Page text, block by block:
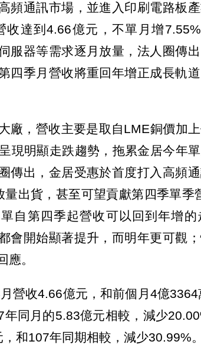
頻通訊市場，並進入印刷電路板
收達到4.66億元，不單月增
服器等需求逐月放量，法人圈傳
四季月營收將重回年增正成長軌
廠，營收主要是取自LME銅價加
現明顯走跌趨勢，拖累金居今年
傳出，金居受惠於首度打入高頻
量出貨，甚至可望貢獻第四季單季
自第四季起營收可以回到年增的
會開始顯著提升，而明年更可觀
應。
營收4.66億元，和前個月4億
年同月的5.83億元相較，減少
和107年同期相較，減少30.99%。